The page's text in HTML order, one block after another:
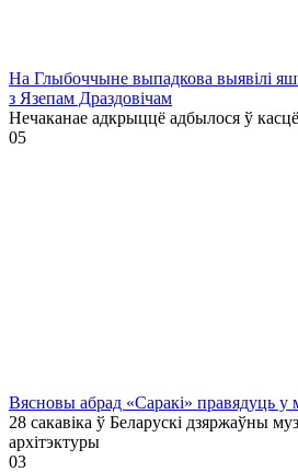
На Глыбоччыне выпадкова выявілі
з Язепам Драздовічам
Нечаканае адкрыццё адбылося ў
05
Вясновы абрад «Саракі» правядуць у
28 сакавіка ў Беларускі дзяржаўны
архітэктуры
03